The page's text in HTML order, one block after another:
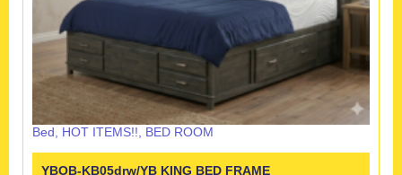
Bed HOT ITEMS!! BED ROOM
YBOB-KB05drw/YB KING BED FRAME